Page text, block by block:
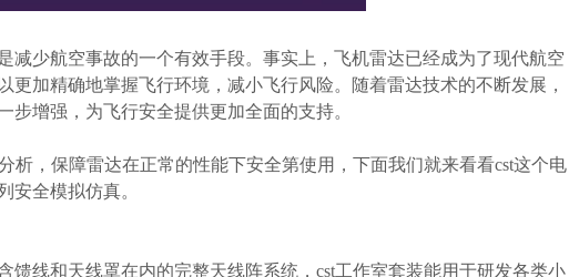
少航空事故的一个有效手段。事实上，飞机雷达已经成为了现代航空
加精确地掌握飞行环境，减小飞行风险。随着雷达技术的不断发展，
增强，为飞行安全提供更加全面的支持。
析，保障雷达在正常的性能下安全第使用，下面我们就来看看cst这个电
安全模拟仿真。
线和天线罩在内的完整天线阵系统，cst工作室套装能用于研发各类小